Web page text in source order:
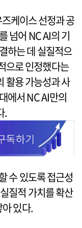
케이스 선정과 공
넘어 NC AI의 기
하는 데 실질적으
으로 인정했다는
활용 가능성과 사
에서 NC AI만의
.
수 있도록 접근성
질적 가치를 확산
있다.